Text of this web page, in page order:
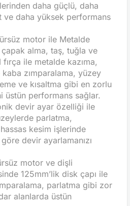
daha güçlü, daha
ve daha yüksek performans
motor ile Metalde
alma, taş, tuğla ve
ile metalde kazıma,
zımparalama, yüzey
ve kısaltma gibi en zorlu
üstün performans sağlar.
devir ayar özelliği ile
parlatma,
kesim işlerinde
devir ayarlamanızı
motor ve dişli
125mm’lik disk çapı ile
parlatma gibi zor
alanlarda üstün